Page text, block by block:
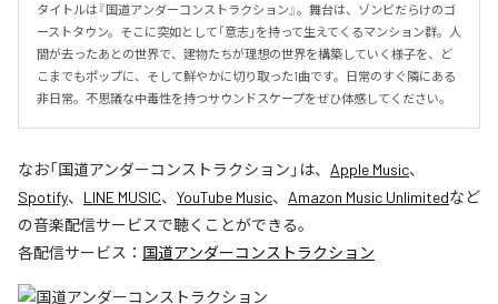
タイトルは『国道アンダーコンストラクション』。舞台は、ゾンビだらけのゴ
ーストタウン。そこに突如として「意志」を持って生えてくるマンション群。人
間が去ったあとの世界で、建物たちが理想の世界を構築していく様子を、ど
こまでもポップに、そして鮮やかに切り取った1曲です。日常のすぐ隣にある
非日常。不思議な中毒性を持つサウンドスケープをぜひ体感してください。
なお「国道アンダーコンストラクション 」は、 Apple Music、
Spotify、 LINE MUSIC、 YouTube Music、 Amazon Music Unlimitedなど
の音楽配信サービスで聴くことができる。
各配信サービス： 国道アンダーコンストラクション